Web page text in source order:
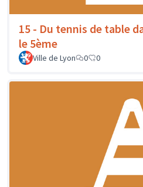
15 - Du tennis de table
le 5ème
Ville de Lyon
0 0